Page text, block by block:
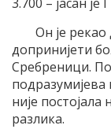
Он је
допринијети
Сребреници.
подразумијева
није
разлика.